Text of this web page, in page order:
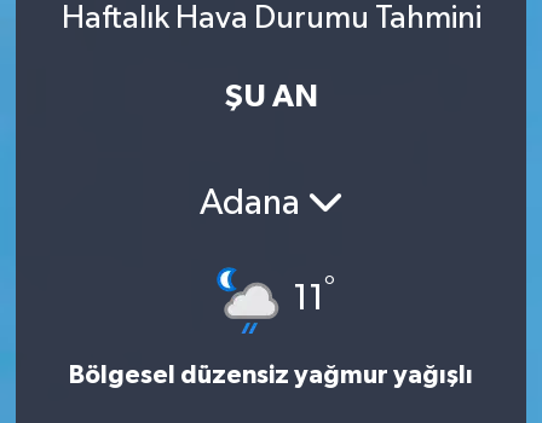
Haftalık Hava Durumu Tahmini
ŞU AN
Adana
11°
Bölgesel düzensiz yağmur yağışlı
Süper Lig Puan Durumu ve Fikstür